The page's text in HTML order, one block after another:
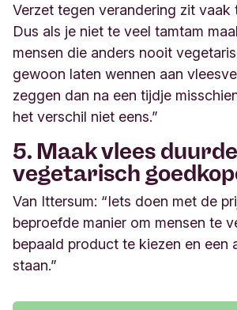
Verzet tegen verandering zit vaak
Dus als je niet te veel tamtam
mensen die anders nooit
gewoon laten wennen aan
zeggen dan na een tijdje
het verschil niet eens.”
5. Maak vlees
vegetarisch
Van Ittersum: “Iets doen met de
beproefde manier om mensen te
bepaald product te kiezen en een
staan.”